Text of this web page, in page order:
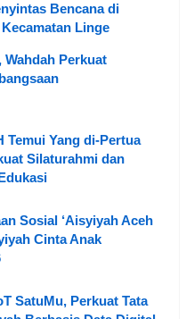
Bencana di
Linge
Wahdah Perkuat
Temui Yang di-Pertua
Silaturahmi dan
Sosial ‘Aisyiyah Aceh
Cinta Anak
SatuMu, Perkuat Tata